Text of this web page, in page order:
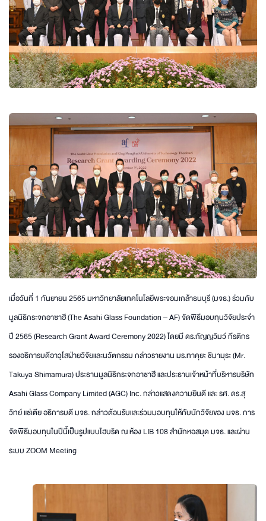
เมื่อวันที่ 1 กันยายน 2565 มหาวิทยาลัยเทคโนโลยีพระจอมเกล้าธนบุรี (มจธ.) ร่วมกับ
มูลนิธิกระจกอาซาฮี (The Asahi Glass Foundation – AF) จัดพิธีมอบทุนวิจัยประจำ
ปี 2565 (Research Grant Award Ceremony 2022) โดยมี ดร.กัญญวิมว์ กีรติกร
รองอธิการบดีอาวุโสฝ่ายวิจัยและนวัตกรรม กล่าวรายงาน มร.ทาคุยะ ชิมามุระ (Mr.
Takuya Shimamura) ประธานมูลนิธิกระจกอาซาฮี และประธานเจ้าหน้าที่บริหารบริษัท
Asahi Glass Company Limited (AGC) Inc. กล่าวแสดงความยินดี และ รศ. ดร.สุ
วิทย์ แซ่เตีย อธิการบดี มจธ. กล่าวต้อนรับและร่วมมอบทุนให้กับนักวิจัยของ มจธ. การ
จัดพิธีมอบทุนในปีนี้เป็นรูปแบบไฮบริด ณ ห้อง LIB 108 สำนักหอสมุด มจธ. และผ่าน
ระบบ ZOOM Meeting